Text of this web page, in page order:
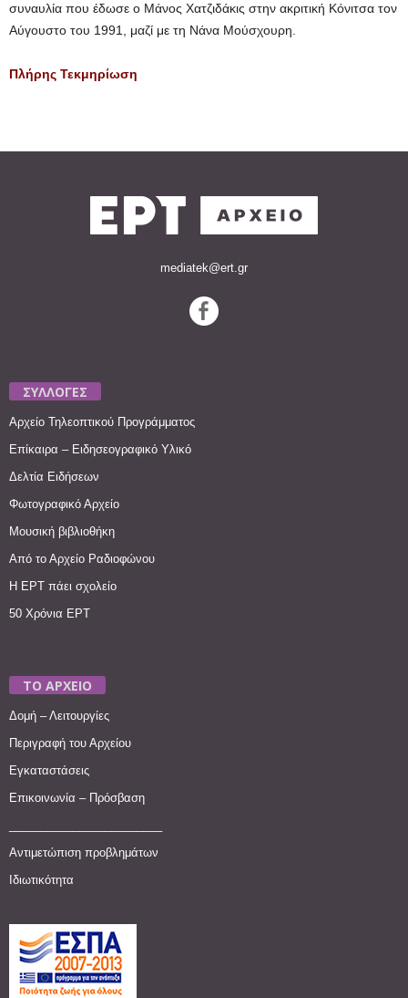
συναυλία που έδωσε ο Μάνος Χατζιδάκις στην ακριτική Κόνιτσα τον
Αύγουστο του 1991, μαζί με τη Νάνα Μούσχουρη.
Πλήρης Τεκμηρίωση
mediatek@ert.gr
ΣΥΛΛΟΓΕΣ
Αρχείο Τηλεοπτικού Προγράμματος
Επίκαιρα – Ειδησεογραφικό Υλικό
Δελτία Ειδήσεων
Φωτογραφικό Αρχείο
Μουσική βιβλιοθήκη
Από το Αρχείο Ραδιοφώνου
Η ΕΡΤ πάει σχολείο
50 Χρόνια ΕΡΤ
ΤΟ ΑΡΧΕΙΟ
Δομή – Λειτουργίες
Περιγραφή του Αρχείου
Εγκαταστάσεις
Επικοινωνία – Πρόσβαση
Αντιμετώπιση προβλημάτων
Ιδιωτικότητα